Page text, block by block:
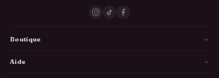
Boutique
Aide